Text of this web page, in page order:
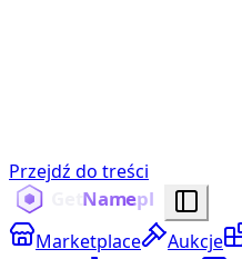
Przejdź do treści
Marketplace Aukcje